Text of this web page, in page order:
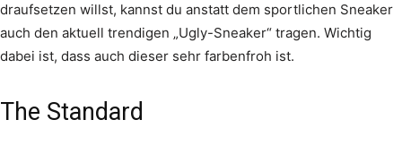
draufsetzen willst, kannst du anstatt dem sportlichen Sneaker
auch den aktuell trendigen „Ugly-Sneaker“ tragen. Wichtig
dabei ist, dass auch dieser sehr farbenfroh ist.
The Standard